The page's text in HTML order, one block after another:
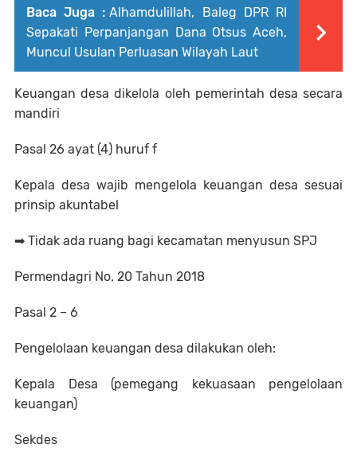
Baca Juga : Alhamdulillah, Baleg DPR RI
Sepakati Perpanjangan Dana Otsus Aceh,
Muncul Usulan Perluasan Wilayah Laut
Keuangan desa dikelola oleh pemerintah desa secara
mandiri
Pasal 26 ayat (4) huruf f
Kepala desa wajib mengelola keuangan desa sesuai
prinsip akuntabel
➡ Tidak ada ruang bagi kecamatan menyusun SPJ
Permendagri No. 20 Tahun 2018
Pasal 2 – 6
Pengelolaan keuangan desa dilakukan oleh:
Kepala Desa (pemegang kekuasaan pengelolaan
keuangan)
Sekdes